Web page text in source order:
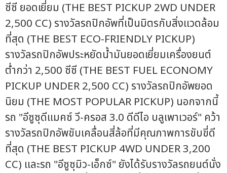
ซีซี ยอดเยี่ยม (THE BEST PICKUP 2WD UNDER
2,500 CC) รางวัลรถปิกอัพที่เป็นมิตรกับสิ่งแวดล้อม
ที่สุด (THE BEST ECO-FRIENDLY PICKUP)
รางวัลรถปิกอัพประหยัดน้ำมันยอดเยี่ยมเครื่องยนต์
ต่ำกว่า 2,500 ซีซี (THE BEST FUEL ECONOMY
PICKUP UNDER 2,500 CC) รางวัลรถปิกอัพยอด
นิยม (THE MOST POPULAR PICKUP) นอกจากนี้
รถ "อีซูซุดีแมคซ์ วี-ครอส 3.0 ดีดีไอ บลูเพาเวอร์" คว้า
รางวัลรถปิกอัพขับเคลื่อนสี่ล้อที่มีคุณภาพการขับขี่ดี
ที่สุด (THE BEST PICKUP 4WD UNDER 3,200
CC) และรถ "อีซูซุมิว-เอ็กซ์" ยังได้รับรางวัลรถยนต์นั่ง